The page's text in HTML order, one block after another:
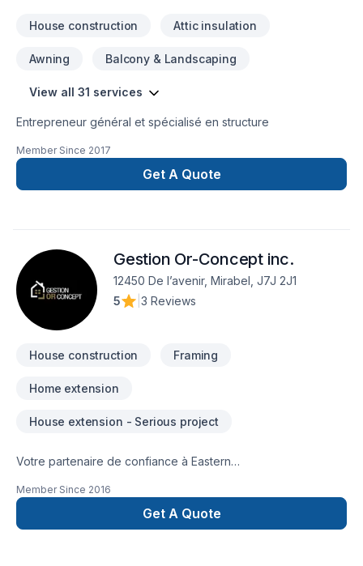
House construction Attic insulation
Awning Balcony & Landscaping
View all 31 services
Entrepreneur général et spécialisé en structure
Member Since 2017
Get A Quote
Gestion Or-Concept inc.
12450 De l’avenir, Mirabel, J7J 2J1
5
3 Reviews
House construction Framing
Home extension
House extension - Serious project
Votre partenaire de confiance à Eastern
Gestion Or-Concept inc., spécialiste de Agrandissement,
Charpentier, Construction, prêt à concrétiser vos projets les
plus ambitieux. Notre équipe expérimentée vous
Member Since 2016
Get A Quote